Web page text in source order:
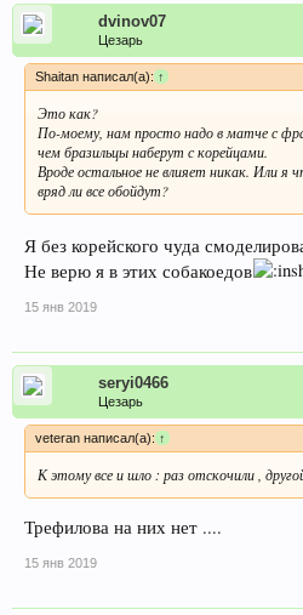
dvinov07
Цезарь
Shaitan написал(а):↑
Это как?
По-моему, нам просто надо в матче с
чем бразильцы наберут с корейцами.
Вроде остальное не влияет никак. Или
вряд ли все обойдут?
Я без корейского чуда
Не верю я в этих собакоедов
15 янв 2019
seryi0466
Цезарь
veteran написал(а):↑
К этому все и шло : раз отскочили ,
Трефилова на них нет ....
15 янв 2019